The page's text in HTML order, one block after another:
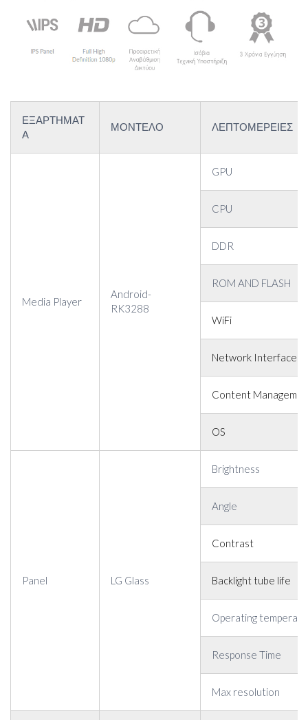
ΕΞΑΡΤΗΜΑΤ
Α
ΜΟΝΤΕΛΟ ΛΕΠΤΟΜΕΡΕΙΕΣ
Media Player
Android-
RK3288
GPU
CPU
DDR
ROM AND FLASH
WiFi
Network Interface
Content
OS
Panel LG Glass
Brightness
Angle
Contrast
Backlight tube life
Operating
Response Time
Max resolution